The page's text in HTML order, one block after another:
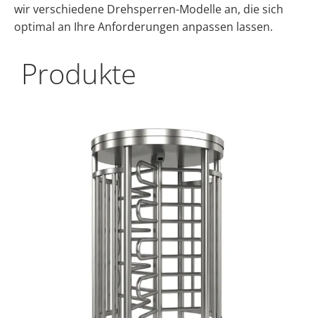
wir verschiedene Drehsperren-Modelle an, die sich
optimal an Ihre Anforderungen anpassen lassen.
Produkte